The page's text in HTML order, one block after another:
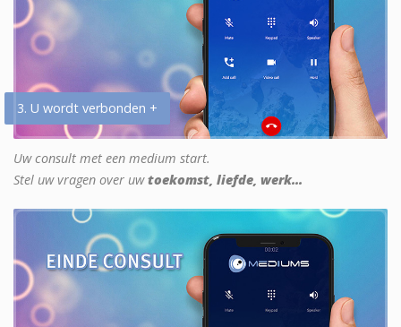
3. U wordt verbonden +
Uw consult met een medium start.
Stel uw vragen over uwtoekomst, liefde, werk...